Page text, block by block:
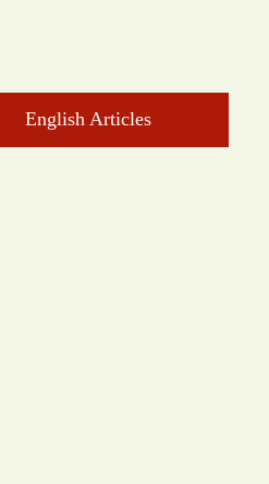
English Articles